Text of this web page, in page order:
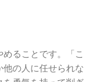
ることです。「こ
の人に任せられな